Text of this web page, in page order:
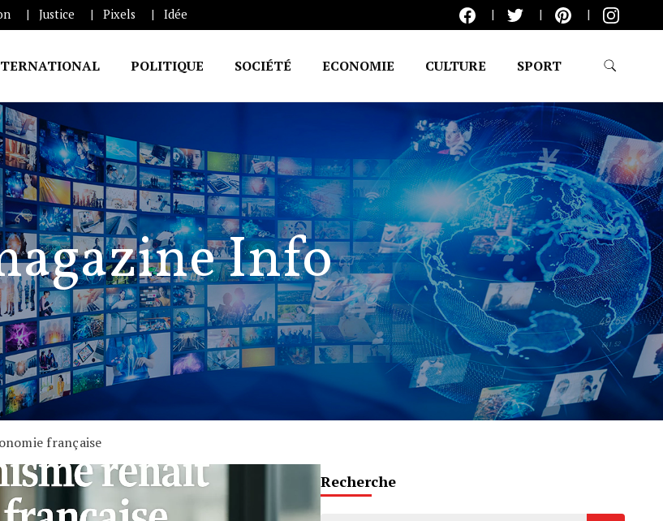
Justice Pixels Idée
POLITIQUE SOCIÉTÉ ECONOMIE CULTURE SPORT
Info
française
Recherche